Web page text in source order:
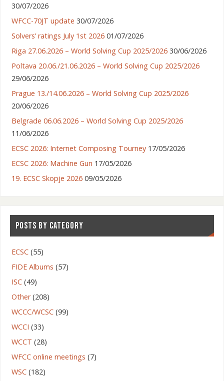
30/07/2026
WFCC-70JT update 30/07/2026
Solvers’ ratings July 1st 2026 01/07/2026
Riga 27.06.2026 – World Solving Cup 2025/2026 30/06/2026
Poltava 20.06./21.06.2026 – World Solving Cup 2025/2026
29/06/2026
Prague 13./14.06.2026 – World Solving Cup 2025/2026
20/06/2026
Belgrade 06.06.2026 – World Solving Cup 2025/2026
11/06/2026
ECSC 2026: Internet Composing Tourney 17/05/2026
ECSC 2026: Machine Gun 17/05/2026
19. ECSC Skopje 2026 09/05/2026
POSTS BY CATEGORY
ECSC(55)
FIDE Albums (57)
ISC(49)
Other(208)
WCCC/WCSC(99)
WCCI (33)
WCCT (28)
WFCC online meetings (7)
WSC(182)